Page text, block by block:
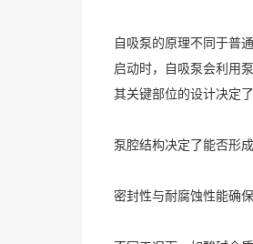
自吸泵的原理不同于普
启动时，自吸泵会利用
其关键部位的设计决定
泵腔结构决定了能否形
密封性与耐腐蚀性能确